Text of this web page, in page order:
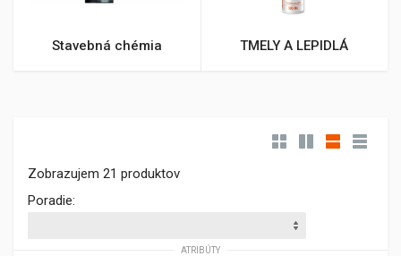
Stavebná chémia TMELY A LEPIDLÁ
Zobrazujem 21 produktov
Poradie:
ATRIBÚTY